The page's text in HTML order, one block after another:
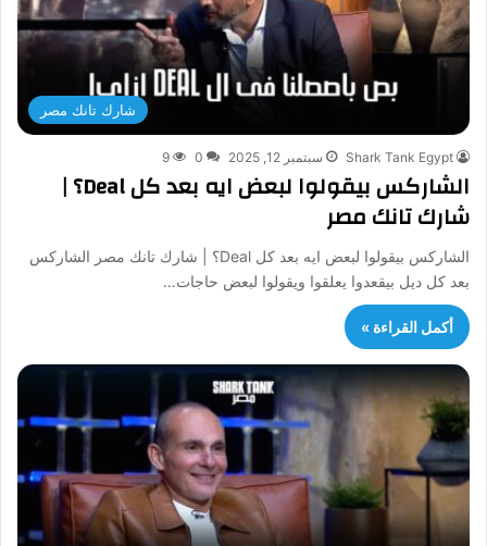
شارك تانك مصر
Shark Tank Egypt سبتمبر 12, 2025 0
9
الشاركس بيقولوا لبعض ايه بعد كل Deal؟ |
شارك تانك مصر
الشاركس بيقولوا لبعض ايه بعد كل Deal؟ | شارك تانك مصر الشاركس
بعد كل ديل بيقعدوا يعلقوا ويقولوا لبعض حاجات…
أكمل القراءة »